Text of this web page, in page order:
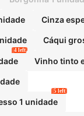
Cinza
Cáqui
4 left
Vinho tinto
1 unidade
5 left